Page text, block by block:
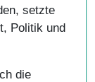
setzte
Politik und
die